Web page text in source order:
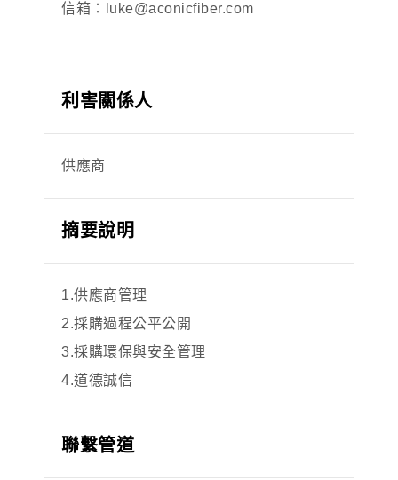
信箱：luke@aconicfiber.com
利害關係人
供應商
摘要說明
1.供應商管理
2.採購過程公平公開
3.採購環保與安全管理
4.道德誠信
聯繫管道